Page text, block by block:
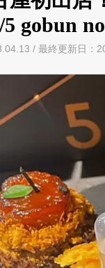
5 gobun
/ 最終更新日：